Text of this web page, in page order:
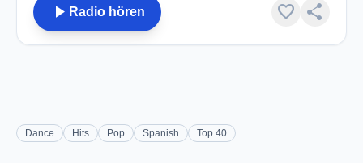
play_arrow Radio hören favorite share
Dance Hits Pop Spanish Top 40